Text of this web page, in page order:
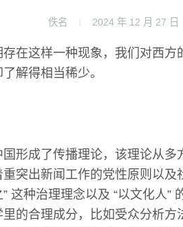
佚名 2024 年 12 月 27 日
存在这样一种现象，我们对西
解得相当稀少。
形成了传播理论，该理论从多
突出新闻工作的党性原则以及
这种治理理念以及 “以文化人”
的合理成分，比如受众分析